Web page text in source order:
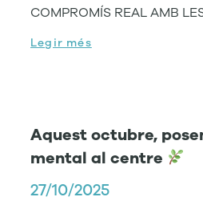
COMPROMÍS REAL AMB
Legir més
Aquest octubre,
mental al centre
27/10/2025